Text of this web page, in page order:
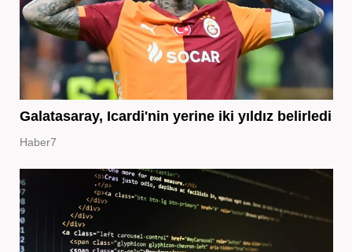
Galatasaray, Icardi'nin yerine iki yıldız belirledi
Haber7